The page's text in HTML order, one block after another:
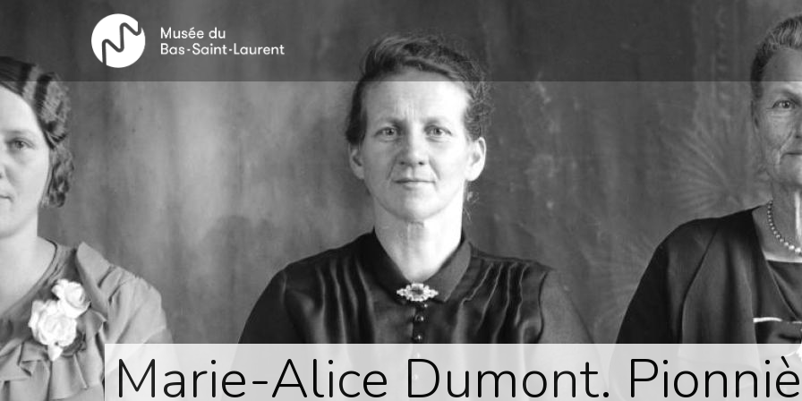
contenu
principal
Marie-Alice Dumont.